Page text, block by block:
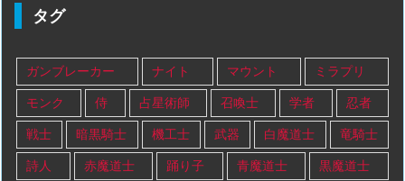
タグ
ガンブレーカー ナイト マウント ミラプリ
モンク 侍 占星術師 召喚士 学者 忍者
戦士 暗黒騎士 機工士 武器 白魔道士 竜騎士
詩人 赤魔道士 踊り子 青魔道士 黒魔道士